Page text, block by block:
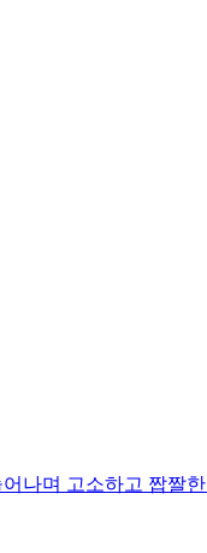
나며 고소하고 짭짤